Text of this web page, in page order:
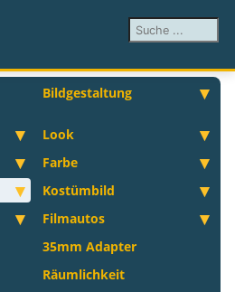
Suchen ...
Bildgestaltung
Look
Farbe
Kostümbild
Filmautos
35mm Adapter
Räumlichkeit